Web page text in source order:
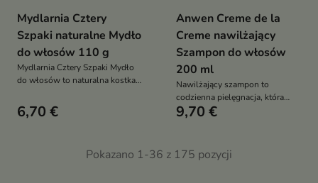
Mydlarnia Cztery
Szpaki naturalne Mydło
do włosów 110 g
Mydlarnia Cztery Szpaki Mydło
do włosów to naturalna kostka
oczyszcza włosy i skórę głowy,
jednocześnie je wzmacniając i
6,70 €
Anwen Creme de la
Creme nawilżający
Szampon do włosów
200 ml
Nawilżający szampon to
codzienna pielęgnacja, która
dokładnie oczyszcza, nawilża
9,70 €
Pokazano 1-36 z 175 pozycji